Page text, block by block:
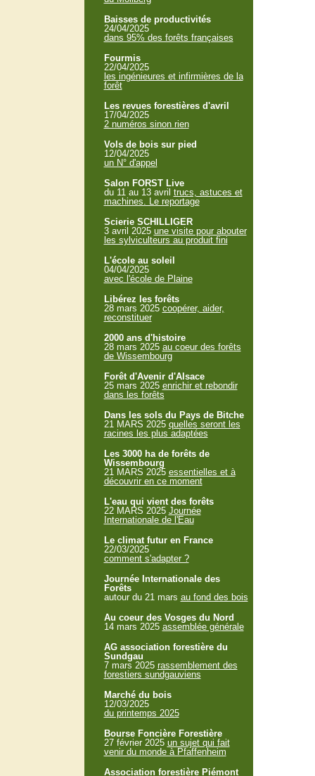
Baisses de productivités
24/04/2025
dans 95% des forêts françaises
Fourmis
22/04/2025
les ingénieures et infirmières de la
forêt
Les revues forestières d'avril
17/04/2025
2 numéros sinon rien
Vols de bois sur pied
12/04/2025
un N° d'appel
Salon FORST Live
du 11 au 13 avril trucs, astuces et
machines. Le reportage
Scierie SCHILLIGER
3 avril 2025 une visite pour abouter
les sylviculteurs au produit fini
L'école au soleil
04/04/2025
avec l'école de Plaine
Libérez les forêts
28 mars 2025 coopérer, aider,
reconstituer
2000 ans d'histoire
28 mars 2025 au coeur des forêts
de Wissembourg
Forêt d'Avenir d'Alsace
25 mars 2025 enrichir et rebondir
dans les forêts
Dans les sols du Pays de Bitche
21 MARS 2025 quelles seront les
racines les plus adaptées
Les 3000 ha de forêts de
Wissembourg
21 MARS 2025 essentielles et à
découvrir en ce moment
L'eau qui vient des forêts
22 MARS 2025 Journée
Internationale de l'Eau
Le climat futur en France
22/03/2025
comment s'adapter ?
Journée Internationale des
Forêts
autour du 21 mars au fond des bois
Au coeur des Vosges du Nord
14 mars 2025 assemblée générale
AG association forestière du
Sundgau
7 mars 2025 rassemblement des
forestiers sundgauviens
Marché du bois
12/03/2025
du printemps 2025
Bourse Foncière Forestière
27 février 2025 un sujet qui fait
venir du monde à Pfaffenheim
Association forestière Piémont